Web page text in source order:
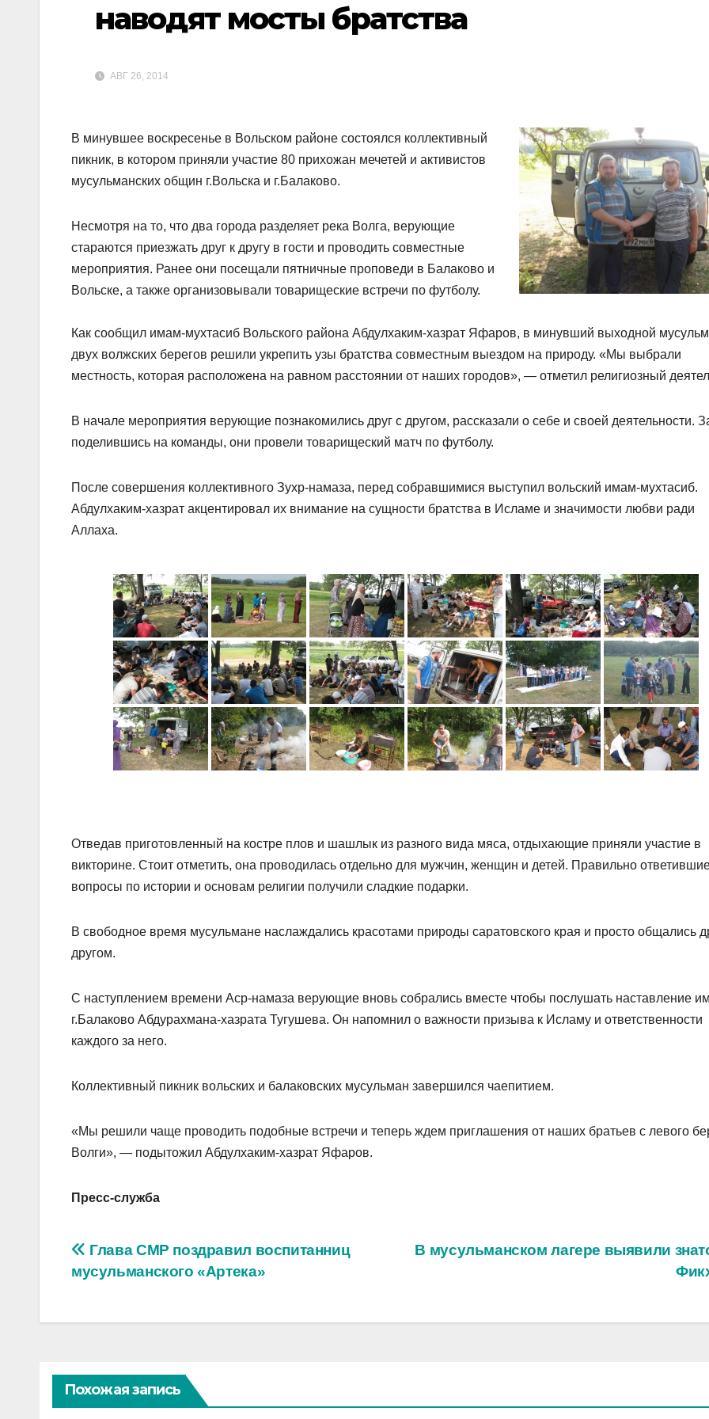
наводят мосты братства
АВГ 26, 2014
В минувшее воскресенье в Вольском районе состоялся коллективный
пикник, в котором приняли участие 80 прихожан мечетей и активистов
мусульманских общин г.Вольска и г.Балаково.
Несмотря на то, что два города разделяет река Волга, верующие
стараются приезжать друг к другу в гости и проводить совместные
мероприятия. Ранее они посещали пятничные проповеди в Балаково и
Вольске, а также организовывали товарищеские встречи по футболу.
Как сообщил имам-мухтасиб Вольского района Абдулхаким-хазрат Яфаров, в минувший выходной
двух волжских берегов решили укрепить узы братства совместным выездом на природу. «Мы выбрали
местность, которая расположена на равном расстоянии от наших городов», — отметил религиозный
В начале мероприятия верующие познакомились друг с другом, рассказали о себе и своей деятельности.
поделившись на команды, они провели товарищеский матч по футболу.
После совершения коллективного Зухр-намаза, перед собравшимися выступил вольский имам-мухтасиб.
Абдулхаким-хазрат акцентировал их внимание на сущности братства в Исламе и значимости любви ради
Аллаха.
Отведав приготовленный на костре плов и шашлык из разного вида мяса, отдыхающие приняли участие в
викторине. Стоит отметить, она проводилась отдельно для мужчин, женщин и детей. Правильно
вопросы по истории и основам религии получили сладкие подарки.
В свободное время мусульмане наслаждались красотами природы саратовского края и просто общались
другом.
С наступлением времени Аср-намаза верующие вновь собрались вместе чтобы послушать наставление
г.Балаково Абдурахмана-хазрата Тугушева. Он напомнил о важности призыва к Исламу и ответственности
каждого за него.
Коллективный пикник вольских и балаковских мусульман завершился чаепитием.
«Мы решили чаще проводить подобные встречи и теперь ждем приглашения от наших братьев с левого
Волги», — подытожил Абдулхаким-хазрат Яфаров.
Пресс-служба
Навигация
по
записям
В мусульманском лагере выявили
Глава СМР поздравил воспитанниц
мусульманского «Артека»
Похожая запись